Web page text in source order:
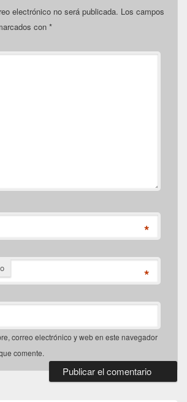
electrónico no será publicada. Los campos
con *
*
*
correo electrónico y web en este navegador
comente.